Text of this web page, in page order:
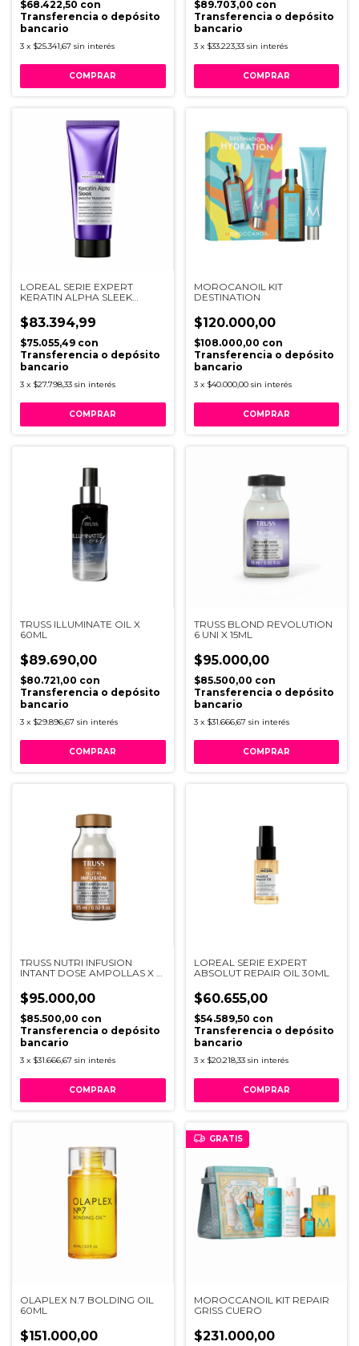
$68.422,50 con
Transferencia o depósito
bancario
3 x $25.341,67 sin interés
$89.703,00 con
Transferencia o depósito
bancario
3 x $33.223,33 sin interés
LOREAL SERIE EXPERT
KERATIN ALPHA SLEEK
X 200ML
$83.394,99
$75.055,49 con
Transferencia o depósito
bancario
3 x $27.798,33 sin interés
MOROCANOIL KIT
DESTINATION
$120.000,00
$108.000,00 con
Transferencia o depósito
bancario
3 x $40.000,00 sin interés
TRUSS ILLUMINATE OIL X
60ML
$89.690,00
$80.721,00 con
Transferencia o depósito
bancario
3 x $29.896,67 sin interés
TRUSS BLOND REVOLUTION
6 UNI X 15ML
$95.000,00
$85.500,00 con
Transferencia o depósito
bancario
3 x $31.666,67 sin interés
TRUSS NUTRI INFUSION
INTANT DOSE AMPOLLAS X 6
$95.000,00
$85.500,00 con
Transferencia o depósito
bancario
3 x $31.666,67 sin interés
LOREAL SERIE EXPERT
ABSOLUT REPAIR OIL 30ML
$60.655,00
$54.589,50 con
Transferencia o depósito
bancario
3 x $20.218,33 sin interés
OLAPLEX N.7 BOLDING OIL
60ML
$151.000,00
GRATIS
MOROCCANOIL KIT REPAIR
GRISS CUERO
$231.000,00